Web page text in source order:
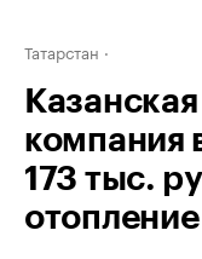
Татарстан
компания
173 тыс.
отопление